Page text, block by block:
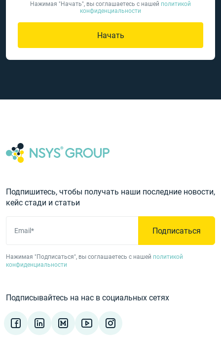
Нажимая "Начать", вы соглашаетесь с нашей политикой
конфиденциальности
Начать
Подпишитесь, чтобы получать наши последние новости,
кейс стади и статьи
Email* Подписаться
Нажимая "Подписаться", вы соглашаетесь с нашей политикой
конфиденциальности
Подписывайтесь на нас в социальных сетях